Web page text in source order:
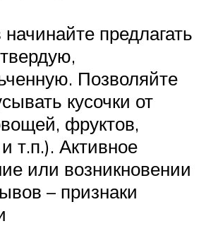
предлагать
Позволяйте
кусочки от
фруктов,
т.п.). Активное
или возникновении
– признаки